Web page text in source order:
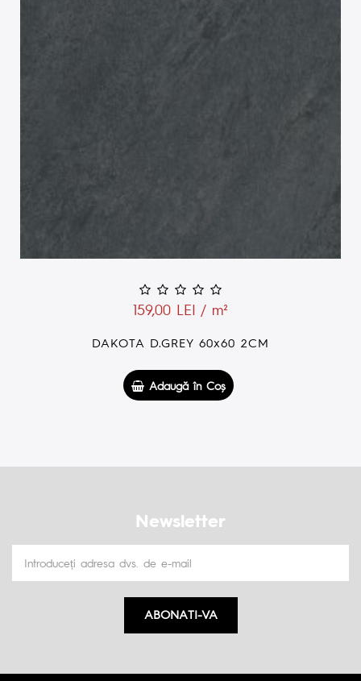
159,00 LEI / m²
DAKOTA D.GREY 60x60 2CM
Adaugă în Coş
Newsletter
ABONATI-VA